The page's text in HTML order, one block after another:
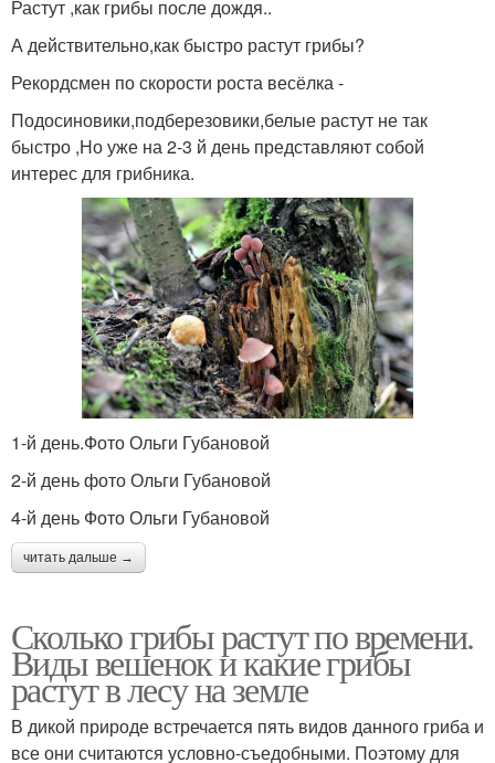
Растут ,как грибы после дождя..
А действительно,как быстро растут грибы?
Рекордсмен по скорости роста весёлка -
Подосиновики,подберезовики,белые растут не так
быстро ,Но уже на 2-3 й день представляют собой
интерес для грибника.
1-й день.Фото Ольги Губановой
2-й день фото Ольги Губановой
4-й день Фото Ольги Губановой
читать дальше →
Сколько грибы растут по времени.
Виды вешенок и какие грибы
растут в лесу на земле
В дикой природе встречается пять видов данного гриба и
все они считаются условно-съедобными. Поэтому для